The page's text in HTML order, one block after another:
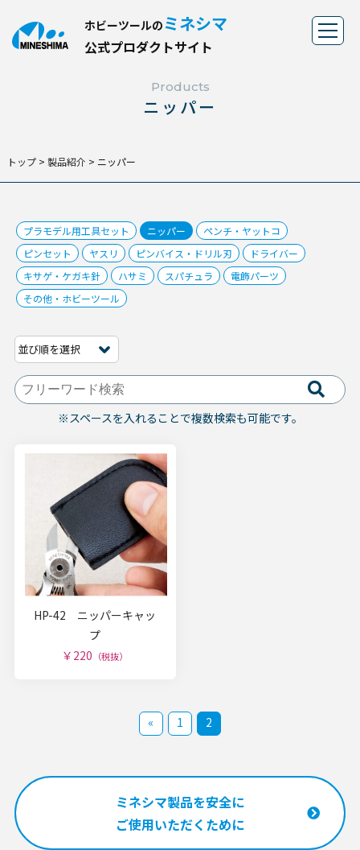
ホビーツールの ミネシマ
公式プロダク トサイ ト
Products
ニッパー
トップ> 製品紹介 > ニッパー
プラモデル用工具セット ニッパー
ペンチ・ヤットコ
ピンセット
ヤスリ ピンバイス・ドリル刃
ドライバー
キサゲ・ケガキ針
ハサミ スパチュラ
電飾パーツ
その他・ホビーツール
※スペースを入れることで複数検索も可能です。
HP-42 ニッパーキャッ
プ
￥220 （税抜）
« 1 2
ミネシマ製品を安全に
ご使用いただくために